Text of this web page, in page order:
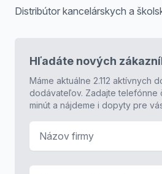
Distribútor kancelárskych a
Hľadáte nových
Máme aktuálne 2.112 aktívnych
dodávateľov. Zadajte telefónne
minút a nájdeme i dopyty pre